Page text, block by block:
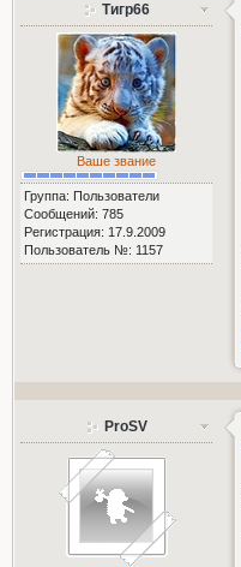
Тигр66
Ваше звание
Группа: Пользователи
Сообщений: 785
Регистрация: 17.9.2009
Пользователь №: 1157
ProSV